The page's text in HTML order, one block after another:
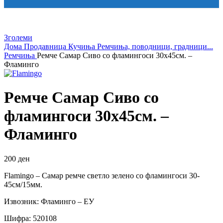
Зголеми
Дома Продавница Кучиња Ремчиња, поводници, градници...
Ремчиња Ремче Самар Сиво со фламингоси 30х45см. –
Фламинго
Ремче Самар Сиво со
фламингоси 30х45см. –
Фламинго
200 ден
Flamingo – Самар ремче светло зелено со фламингоси 30-
45см/15мм.
Извозник: Фламинго – ЕУ
Шифра: 520108